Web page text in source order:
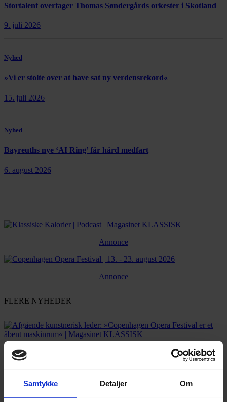
Samtykke Detaljer Om
Stortalent overtager Thomas Søndergårds orkester i Skotland
9. juli 2026
Nyhed
»Vi er stolte over at have sat ny verdensrekord«
15. juli 2026
Nyhed
Bayreuths nye ‘AI Ring’ får hård medfart
6. august 2026
Annonce
Annonce
FLERE NYHEDER